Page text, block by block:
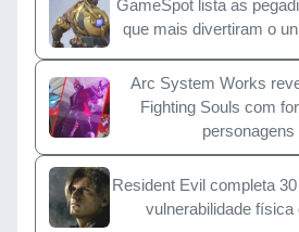
GameSpot lista as
que mais divertiram o
Arc System Works
Fighting Souls com
personagens
Resident Evil completa
vulnerabilidade física